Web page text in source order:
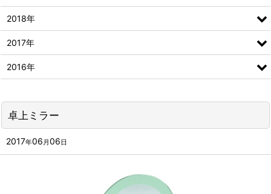
卓上ミラー
2017年06 月06日
2018年
2017年
2016年